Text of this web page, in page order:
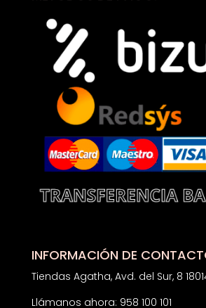
INFORMACIÓN DE
Tiendas Agatha, Avd. del Sur, 8
Llámanos ahora: 958 100 101